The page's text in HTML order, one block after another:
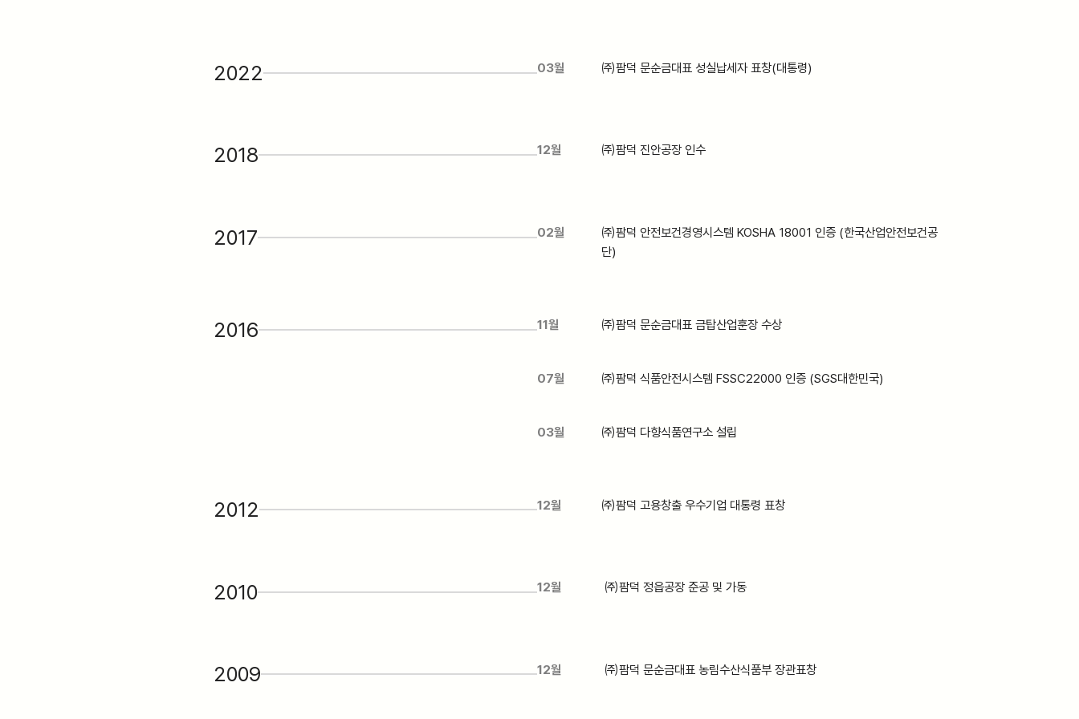
2022 03월 ㈜팜덕 문순금대표 성실납세자 표창(대통령)
2018 12월 ㈜팜덕 진안공장 인수
2017 02월
㈜팜덕 안전보건경영시스템 KOSHA 18001 인증 (한국산업안전보건공
단)
2016 11월 ㈜팜덕 문순금대표 금탑산업훈장 수상
07월 ㈜팜덕 식품안전시스템 FSSC22000 인증 (SGS대한민국)
03월 ㈜팜덕 다향식품연구소 설립
2012 12월 ㈜팜덕 고용창출 우수기업 대통령 표창
2010 12월 ㈜팜덕 정읍공장 준공 및 가동
2009 12월 ㈜팜덕 문순금대표 농림수산식품부 장관표창